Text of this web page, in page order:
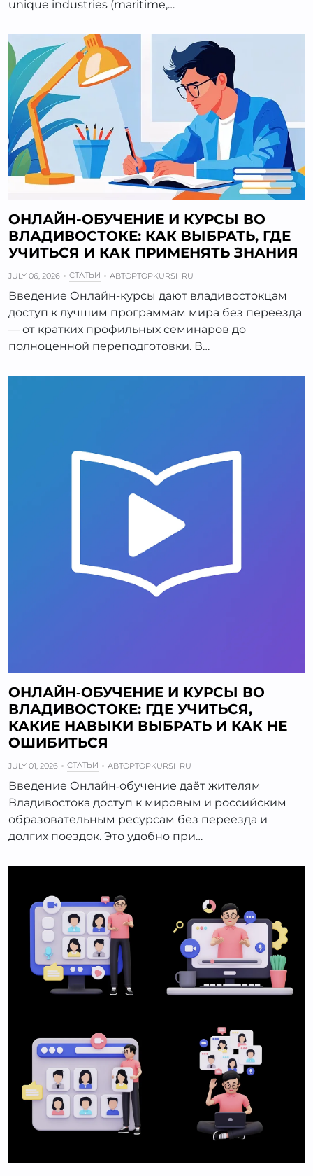
unique industries (maritime,…
ОНЛАЙН-ОБУЧЕНИЕ И КУРСЫ ВО
ВЛАДИВОСТОКЕ: КАК ВЫБРАТЬ, ГДЕ
УЧИТЬСЯ И КАК ПРИМЕНЯТЬ ЗНАНИЯ
JULY 06, 2026 СТАТЬИ АВТОРTOPKURSI_RU
Введение Онлайн-курсы дают владивостокцам
доступ к лучшим программам мира без переезда
— от кратких профильных семинаров до
полноценной переподготовки. В…
ОНЛАЙН‑ОБУЧЕНИЕ И КУРСЫ ВО
ВЛАДИВОСТОКЕ: ГДЕ УЧИТЬСЯ,
КАКИЕ НАВЫКИ ВЫБРАТЬ И КАК НЕ
ОШИБИТЬСЯ
JULY 01, 2026 СТАТЬИ АВТОРTOPKURSI_RU
Введение Онлайн‑обучение даёт жителям
Владивостока доступ к мировым и российским
образовательным ресурсам без переезда и
долгих поездок. Это удобно при…